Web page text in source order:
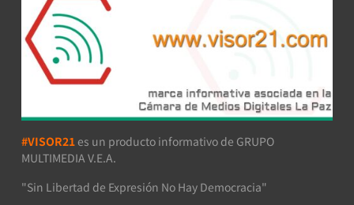
#VISOR21 es un producto informativo de GRUPO
MULTIMEDIA V.E.A.
"Sin Libertad de Expresión No Hay Democracia"